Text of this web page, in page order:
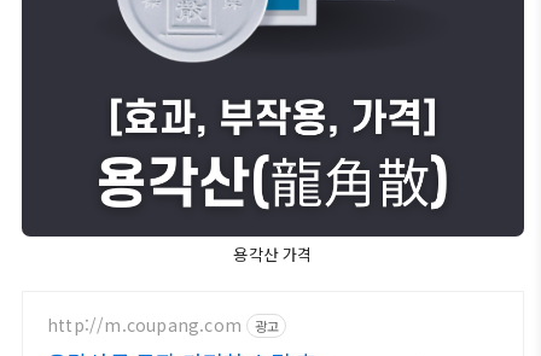
용각산 가격
http://m.coupang.com 광고